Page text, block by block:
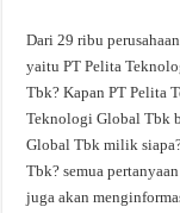
Dari 29 ribu
yaitu PT Pelita
Tbk? Kapan PT Pelita
Teknologi Global Tbk
Global Tbk milik
Tbk? semua
juga akan